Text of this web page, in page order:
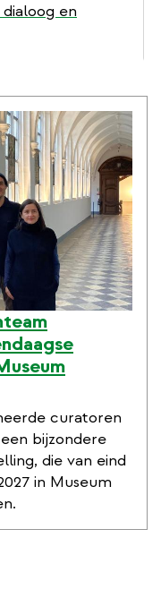
en
curatoren
bijzondere
die van eind
in Museum